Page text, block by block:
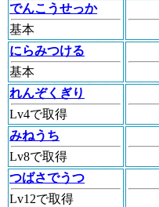
でんこうせっか
基本
にらみつける
基本
れんぞくぎり
Lv4で取得
みねうち
Lv8で取得
つばさでうつ
Lv12で取得